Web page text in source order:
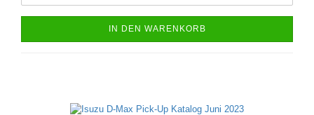
IN DEN WARENKORB